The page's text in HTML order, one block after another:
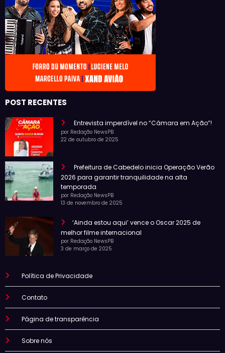
POST RECENTES
Entrevista imperdível no “Câmara em Ação”!
por Redação NewsPB
22 de outubro de 2025
Prefeitura de Cabedelo inicia Operação Verão
2026 para garantir tranquilidade na alta
temporada
por Redação NewsPB
13 de novembro de 2025
‘Ainda estou aqui’ vence o Oscar 2025 de
melhor filme internacional
por Redação NewsPB
3 de março de 2025
Política de Privacidade
Contato
Página de transparência
Sobre nós